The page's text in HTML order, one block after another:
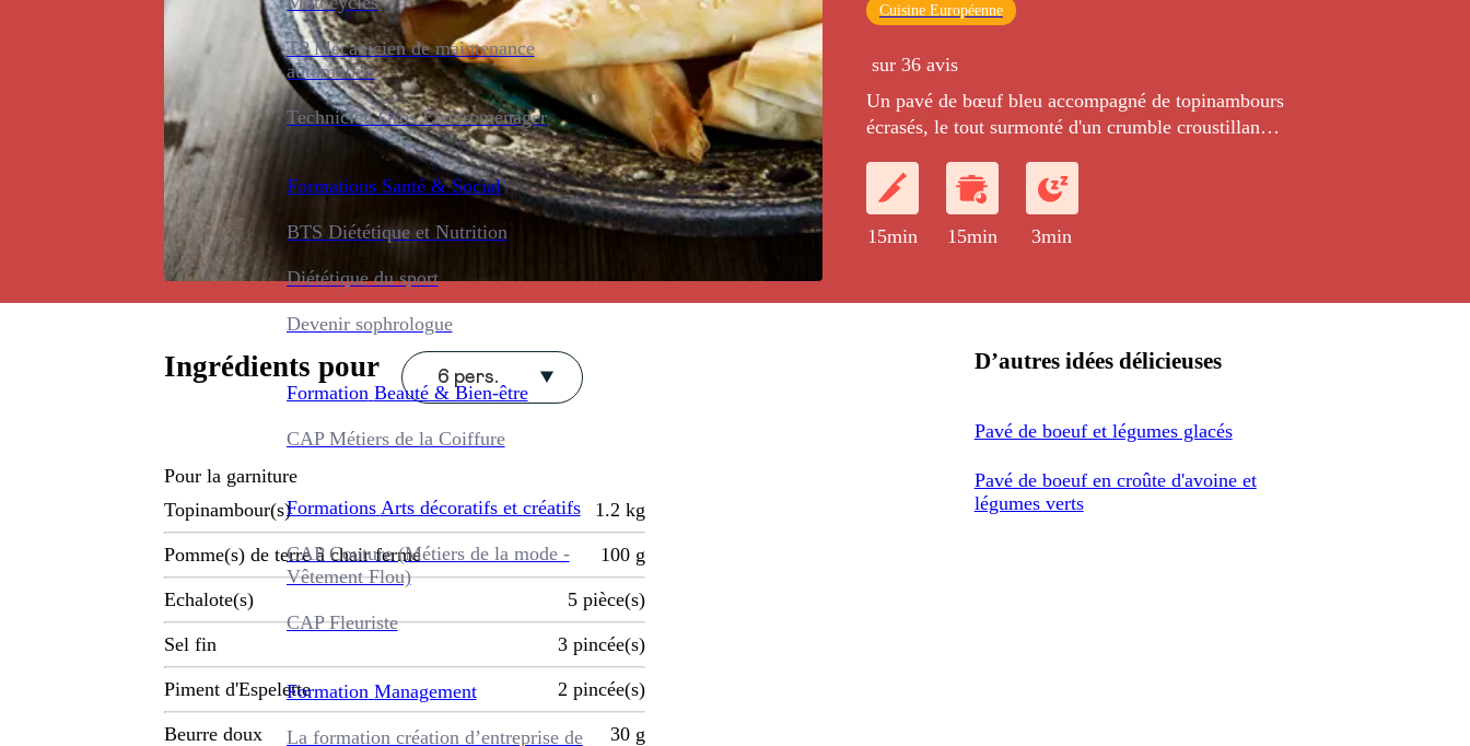
TP Mécanicien de maintenance
automobile
Technicien Gros Électroménager
Formations Santé & Social
BTS Diététique et Nutrition
Diététique du sport
Devenir sophrologue
Formation Beauté & Bien-être
CAP Métiers de la Coiffure
Formations Arts décoratifs et créatifs
CAP Couture (Métiers de la mode -
Vêtement Flou)
CAP Fleuriste
Formation Management
La formation création d’entreprise de
Cuisine Européenne
sur 36 avis
Un pavé de bœuf bleu accompagné de topinambours
écrasés, le tout surmonté d'un crumble croustillant
15min 15min 3min
Ingrédients pour 6 pers.
Pour la garniture
Topinambour(s)
1.2 kg
Pomme(s) de terre à chair ferme 100 g
Echalote(s) 5 pièce(s)
Sel fin 3 pincée(s)
Piment d'Espelette 2 pincée(s)
Beurre doux 30 g
D’autres idées délicieuses
Pavé de boeuf et légumes glacés
Pavé de boeuf en croûte d'avoine et
légumes verts